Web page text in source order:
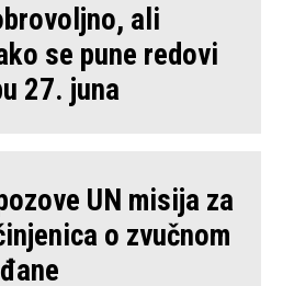
ali
se pune redovi
27. juna
UN misija za
o zvučnom